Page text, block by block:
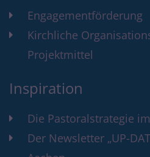
Engagementförderung
Kirchliche
Projektmittel
Inspiration
Die Pastoralstrategie
Der Newsletter „UP-